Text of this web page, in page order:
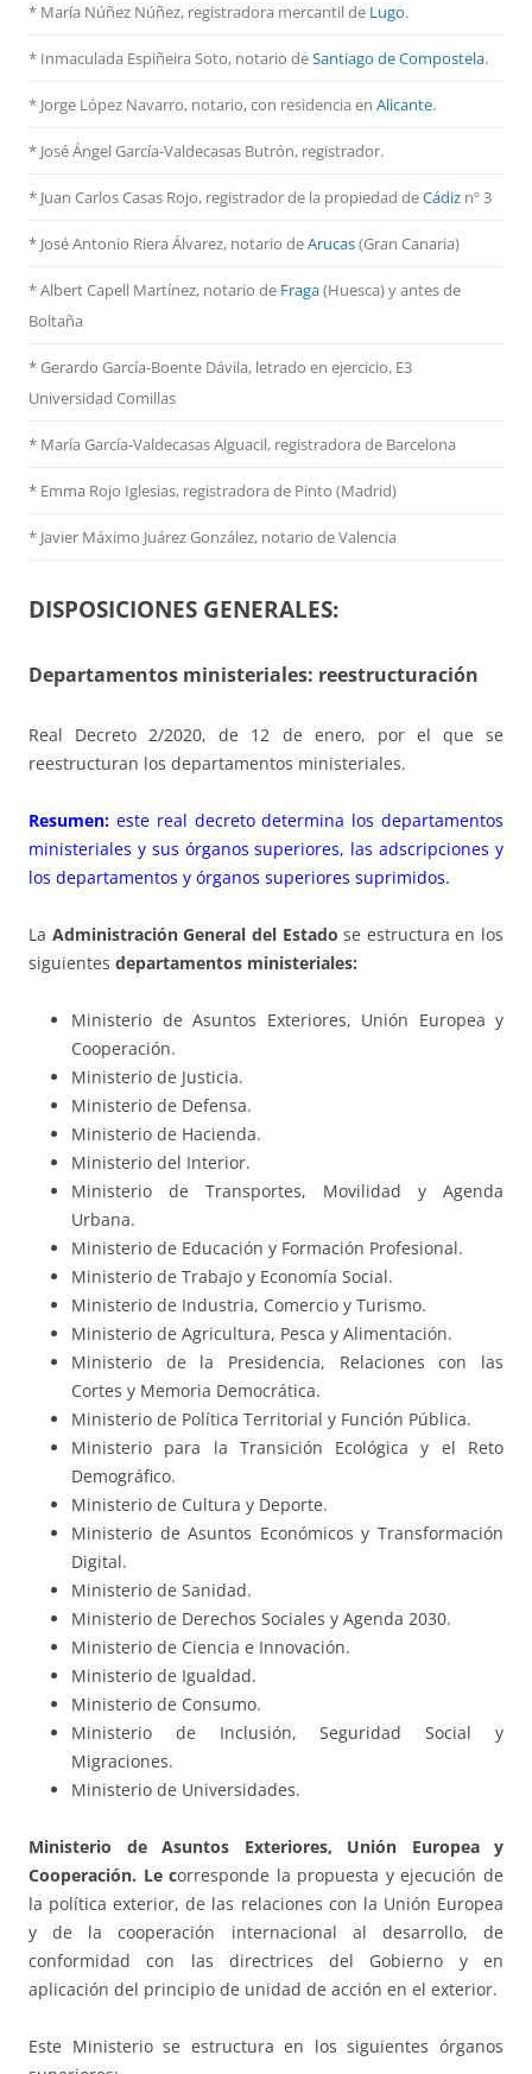
* María Núñez Núñez, registradora mercantil de Lugo.
* Inmaculada Espiñeira Soto, notario deSantiago de Compostela.
* Jorge López Navarro, notario, con residencia en Alicante.
* José Ángel García-Valdecasas Butrón, registrador.
* Juan Carlos Casas Rojo, registrador de la propiedad deCádiz nº 3
* José Antonio Riera Álvarez, notario deArucas(Gran Canaria)
* Albert Capell Martínez, notario de Fraga(Huesca) y antes de
Boltaña
* Gerardo García-Boente Dávila, letrado en ejercicio, E3
Universidad Comillas
* María García-Valdecasas Alguacil, registradora de Barcelona
* Emma Rojo Iglesias, registradora de Pinto (Madrid)
* Javier Máximo Juárez González, notario de Valencia
DISPOSICIONES GENERALES:
Departamentos ministeriales: reestructuración
Real Decreto 2/2020, de 12 de enero, por el que se
reestructuran los departamentos ministeriales.
Resumen: este real decreto determina los departamentos
ministeriales y sus órganos superiores, las adscripciones y
los departamentos y órganos superiores suprimidos.
La Administración General del Estado se estructura en los
siguientes departamentos ministeriales:
Ministerio de Asuntos Exteriores, Unión Europea y
Cooperación.
Ministerio de Justicia.
Ministerio de Defensa.
Ministerio de Hacienda.
Ministerio del Interior.
Ministerio de Transportes, Movilidad y Agenda
Urbana.
Ministerio de Educación y Formación Profesional.
Ministerio de Trabajo y Economía Social.
Ministerio de Industria, Comercio y Turismo.
Ministerio de Agricultura, Pesca y Alimentación.
Ministerio de la Presidencia, Relaciones con las
Cortes y Memoria Democrática.
Ministerio de Política Territorial y Función Pública.
Ministerio para la Transición Ecológica y el Reto
Demográfico.
Ministerio de Cultura y Deporte.
Ministerio de Asuntos Económicos y Transformación
Digital.
Ministerio de Sanidad.
Ministerio de Derechos Sociales y Agenda 2030.
Ministerio de Ciencia e Innovación.
Ministerio de Igualdad.
Ministerio de Consumo.
Ministerio de Inclusión, Seguridad Social y
Migraciones.
Ministerio de Universidades.
Ministerio de Asuntos Exteriores, Unión Europea y
Cooperación. Le corresponde la propuesta y ejecución de
la política exterior, de las relaciones con la Unión Europea
y de la cooperación internacional al desarrollo, de
conformidad con las directrices del Gobierno y en
aplicación del principio de unidad de acción en el exterior.
Este Ministerio se estructura en los siguientes órganos